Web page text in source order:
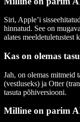
Siri, Apple’i
hinnatud. See on
alates
Kas on olemas
Jah, on olemas mitmeid
(vestluseks) ja Otter
tasuta põhiversiooni.
Milline on parim